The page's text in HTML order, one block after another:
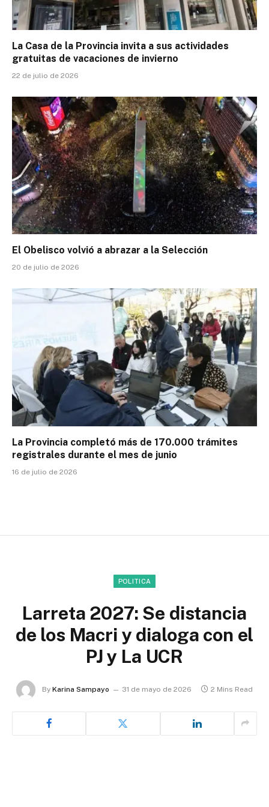
La Casa de la Provincia invita a sus actividades
gratuitas de vacaciones de invierno
22 de julio de 2026
El Obelisco volvió a abrazar a la Selección
20 de julio de 2026
La Provincia completó más de 170.000 trámites
registrales durante el mes de junio
16 de julio de 2026
POLITICA
Larreta 2027: Se distancia
de los Macri y dialoga con el
PJ y La UCR
By Karina Sampayo 31 de mayo de 2026 2 Mins Read